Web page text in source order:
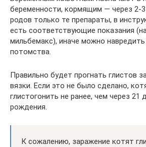
беременности, кормящим — через 2-
родов только те препараты, в
есть соответствующие показания
мильбемакс), иначе можно
потомства.
Правильно будет прогнать глистов
вязки. Если это не было сделано,
глистогонить не ранее, чем через 21
рождения.
К сожалению, заражение котят